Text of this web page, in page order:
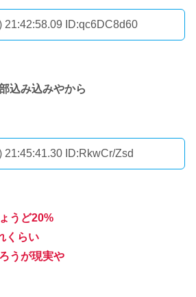
21:42:58.09 ID:qc6DC8d60
込み込みやから
21:45:41.30 ID:RkwCr/Zsd
うど20%
くらい
うが現実や